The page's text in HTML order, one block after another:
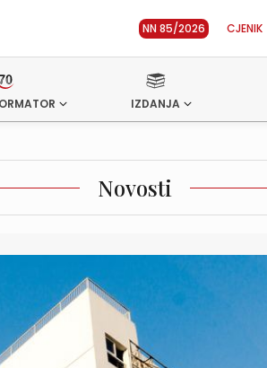
NN 85/2026 CJENIK
IZDANJA
Novosti